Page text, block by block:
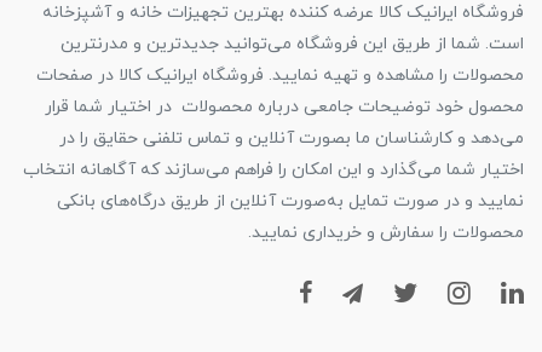
فروشگاه ایرانیک کالا عرضه کننده بهترین تجهیزات خانه و آشپزخانه
است. شما از طریق این فروشگاه می‌توانید جدیدترین و مدرنترین
محصولات را مشاهده و تهیه نمایید. فروشگاه ایرانیک کالا در صفحات
محصول خود توضیحات جامعی درباره محصولات در اختیار شما قرار
می‌دهد و کارشناسان ما بصورت آنلاین و تماس تلفنی حقایق را در
اختیار شما می‌گذارد و این امکان را فراهم می‌سازند که آگاهانه انتخاب
نمایید و در صورت تمایل به‌صورت آنلاین از طریق درگاه‌های بانکی
محصولات را سفارش و خریداری نمایید.